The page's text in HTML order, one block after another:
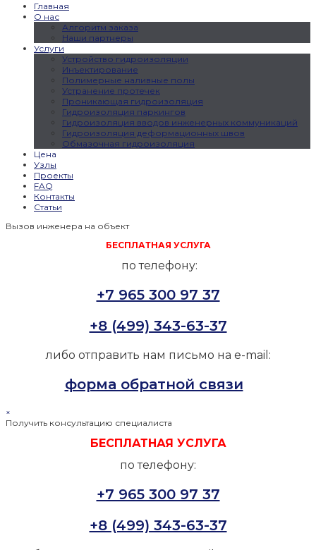
Главная
О нас
Алгоритм заказа
Наши партнеры
Услуги
Устройство гидроизоляции
Инъектирование
Полимерные наливные полы
Устранение протечек
Проникающая гидроизоляция
Гидроизоляция паркингов
Гидроизоляция вводов инженерных коммуникаций
Гидроизоляция деформационных швов
Обмазочная гидроизоляция
Цена
Узлы
Проекты
FAQ
Контакты
Статьи
Вызов инженера на объект
БЕСПЛАТНАЯ УСЛУГА
по телефону:
+7 965 300 97 37
+8 (499) 343-63-37
либо отправить нам письмо на e-mail:
форма обратной связи
×
Получить консультацию специалиста
БЕСПЛАТНАЯ УСЛУГА
по телефону:
+7 965 300 97 37
+8 (499) 343-63-37